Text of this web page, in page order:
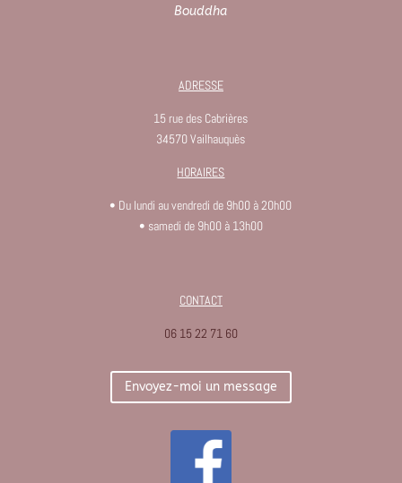
Bouddha
ADRESSE
15 rue des Cabrières
34570 Vailhauquès
HORAIRES
• Du lundi au vendredi de 9h00 à 20h00
• samedi de 9h00 à 13h00
CONTACT
06 15 22 71 60
Envoyez-moi un message